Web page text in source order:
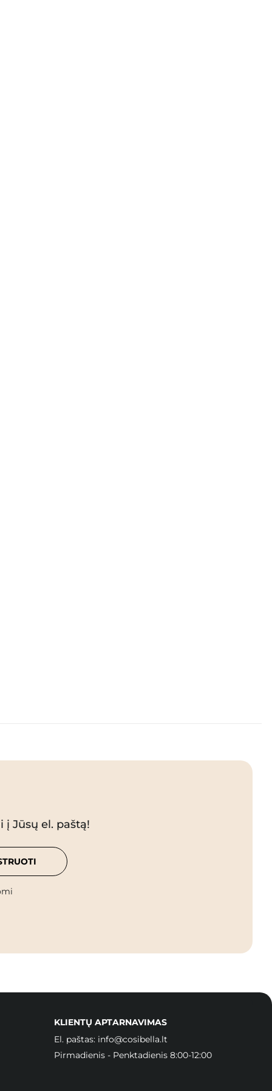
į Jūsų el. paštą!
KLIENTŲ APTARNAVIMAS
El. paštas: info@cosibella.lt
Pirmadienis - Penktadienis 8:00-12:00